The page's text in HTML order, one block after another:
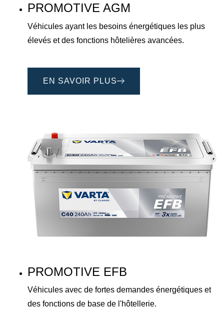
PROMOTIVE AGM
Véhicules ayant les besoins énergétiques les plus
élevés et des fonctions hôtelières avancées.
EN SAVOIR PLUS
PROMOTIVE EFB
Véhicules avec de fortes demandes énergétiques et
des fonctions de base de l'hôtellerie.